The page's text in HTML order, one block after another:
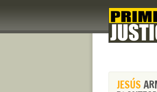
JESÚS